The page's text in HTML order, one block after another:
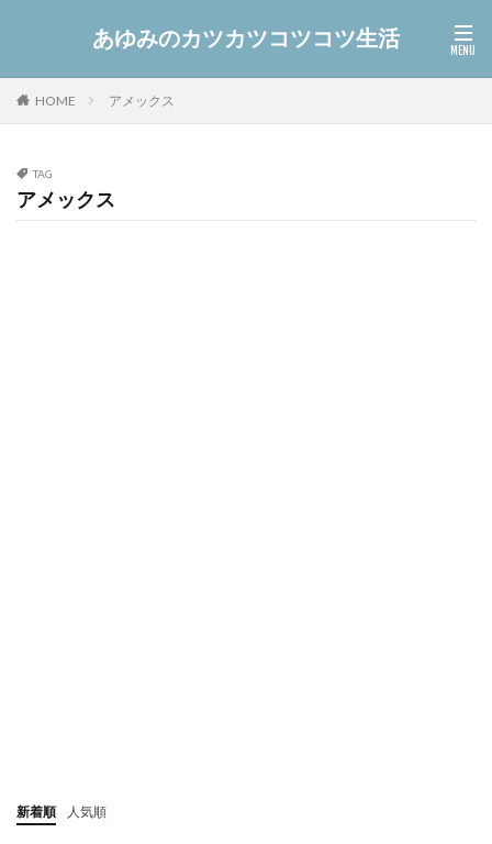
あゆみのカツカツコツコツ生活
HOME アメックス
TAG
アメックス
新着順 人気順